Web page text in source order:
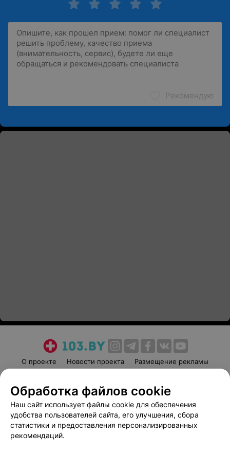
Рекомендую
О проекте Новости проекта
Размещение рекламы
Пользовательское соглашение
Способы оплаты
Вакансии
Партнеры
Написать руководителю 103.by
Обработка файлов cookie
Наш сайт использует файлы cookie для обеспечения
удобства пользователей сайта, его улучшения, сбора
статистики и предоставления персонализированных
рекомендаций.